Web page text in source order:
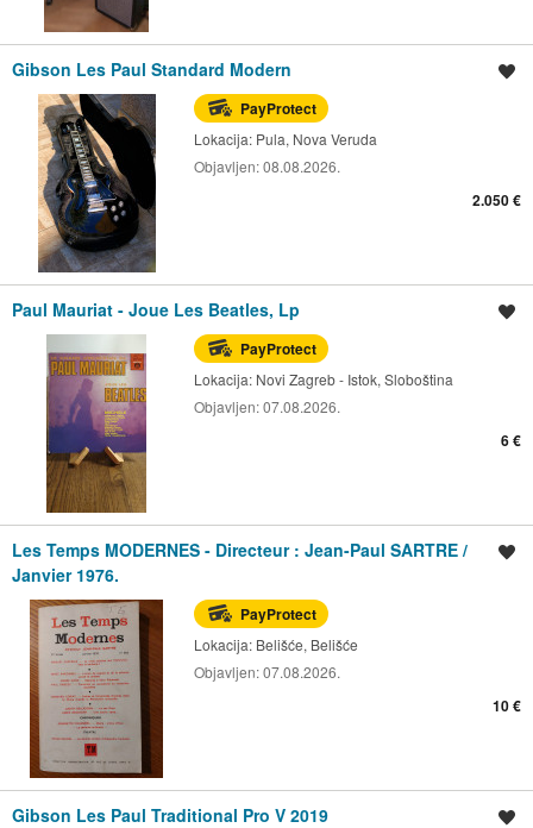
Gibson Les Paul Standard Modern
PayProtect
Lokacija: Pula, Nova Veruda
Objavljen:08.08.2026.
2.050 €
Paul Mauriat - Joue Les Beatles, Lp
PayProtect
Lokacija: Novi Zagreb - Istok, Sloboština
Objavljen:07.08.2026.
6 €
Les Temps MODERNES - Directeur : Jean-Paul SARTRE /
Janvier 1976.
PayProtect
Lokacija: Belišće, Belišće
Objavljen:07.08.2026.
10 €
Gibson Les Paul Traditional Pro V 2019